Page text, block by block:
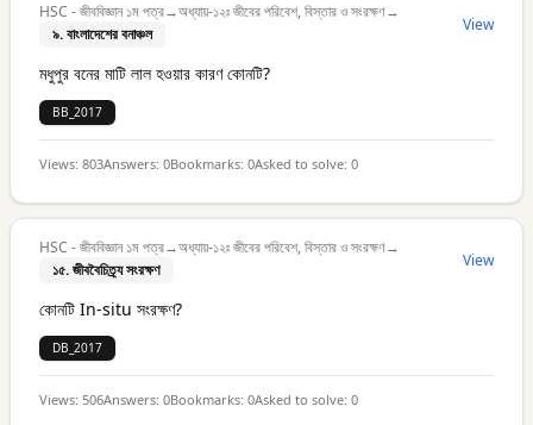
HSC - জীববিজ্ঞান ১ম পত্র→অধ্যায়-১২ঃ জীবের পরিবেশ, বিস্তার ও সংরক্ষণ→
৯. বাংলাদেশের বনাঞ্চল
View
মধুপুর বনের মাটি লাল হওয়ার কারণ কোনটি?
BB_2017
Views: 803Answers: 0Bookmarks: 0Asked to solve: 0
HSC - জীববিজ্ঞান ১ম পত্র→অধ্যায়-১২ঃ জীবের পরিবেশ, বিস্তার ও সংরক্ষণ→
১৫. জীববৈচিত্র্য সংরক্ষণ
View
কোনটি In-situ সংরক্ষণ?
DB_2017
Views: 506Answers: 0Bookmarks: 0Asked to solve: 0